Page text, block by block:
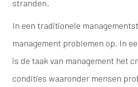
stranden.
In een traditionele
management problemen op. In
is de taak van management het
condities waaronder mensen